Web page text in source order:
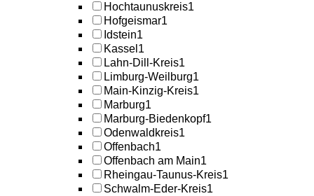
Hochtaunuskreis1
Hofgeismar1
Idstein1
Kassel 1
Lahn-Dill-Kreis1
Limburg-Weilburg1
Main-Kinzig-Kreis1
Marburg1
Marburg-Biedenkopf1
Odenwaldkreis1
Offenbach1
Offenbach am Main1
Rheingau-Taunus-Kreis1
Schwalm-Eder-Kreis1